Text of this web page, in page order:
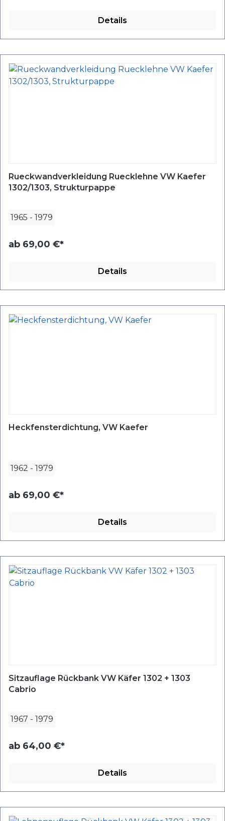
Details
Rueckwandverkleidung Ruecklehne VW Kaefer
1302/1303, Strukturpappe
1965 - 1979
ab 69,00 €*
Details
Heckfensterdichtung, VW Kaefer
1962 - 1979
ab 69,00 €*
Details
Sitzauflage Rückbank VW Käfer 1302 + 1303
Cabrio
1967 - 1979
ab 64,00 €*
Details